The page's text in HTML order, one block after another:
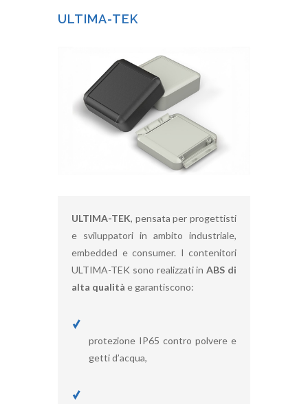
ULTIMA-TEK
ULTIMA-TEK, pensata per progettisti
e sviluppatori in ambito industriale,
embedded e consumer. I contenitori
ULTIMA-TEK sono realizzati in ABS di
alta qualità e garantiscono:
protezione IP65 contro polvere e
getti d’acqua,